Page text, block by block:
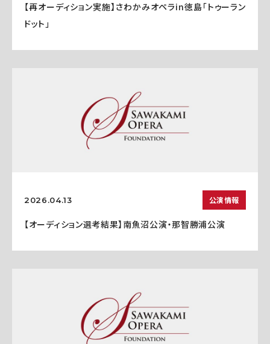
【再オーディション実施】さわかみオペラin徳島「トゥーラン
ドット」
2026.04.13 公演情報
【オーディション選考結果】南魚沼公演・那智勝浦公演